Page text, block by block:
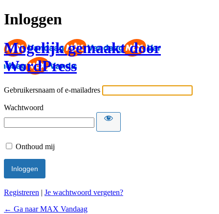
Inloggen
Mogelijk gemaakt door
WordPress
Gebruikersnaam of e-mailadres
Wachtwoord
Onthoud mij
Registreren | Je wachtwoord vergeten?
← Ga naar MAX Vandaag